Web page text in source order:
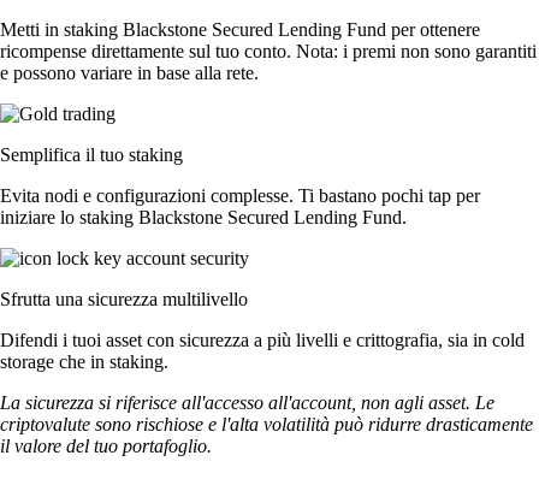
Metti in staking Blackstone Secured Lending Fund per ottenere
ricompense direttamente sul tuo conto. Nota: i premi non sono garantiti
e possono variare in base alla rete.
Semplifica il tuo staking
Evita nodi e configurazioni complesse. Ti bastano pochi tap per
iniziare lo staking Blackstone Secured Lending Fund.
Sfrutta una sicurezza multilivello
Difendi i tuoi asset con sicurezza a più livelli e crittografia, sia in cold
storage che in staking.
La sicurezza si riferisce all'accesso all'account, non agli asset. Le
criptovalute sono rischiose e l'alta volatilità può ridurre drasticamente
il valore del tuo portafoglio.